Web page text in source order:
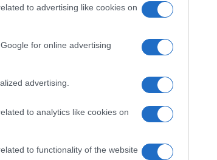
to advertising like cookies on
for online advertising
advertising.
to analytics like cookies on
to functionality of the website
Δήμαρχος
τον διάλογο, τη
της […]
Ψυχρολουσία στην
«μπλακ άουτ» των 17
ΠΑΟΚ – Άντερλεχτ
Στη Μύκονο
Nammos μαζί με Zoe
Ρένα Δούρου: Θολή
ερωτήματα σχετικά
Ελλάδας έναντι της
Ο Μιλάν Βιτάλις στην